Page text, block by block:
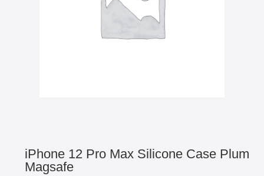
iPhone 12 Pro Max Silicone Case Plum
Magsafe